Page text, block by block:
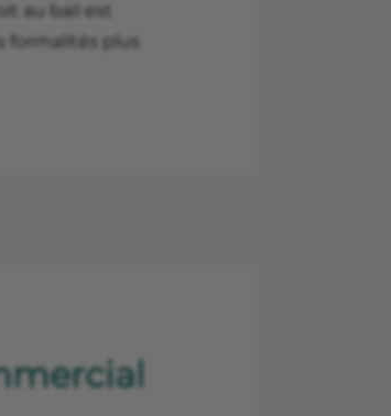
au bail est
formalités plus